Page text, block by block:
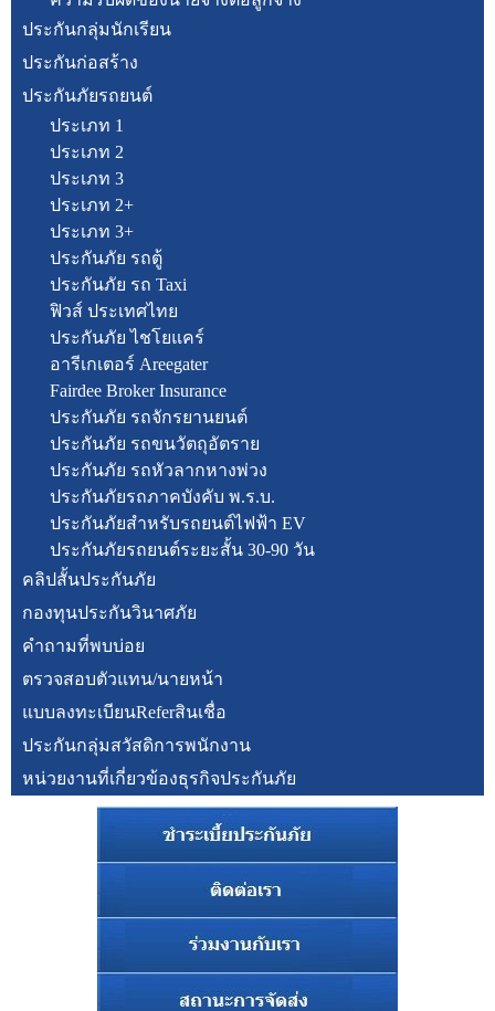
ประกันกลุ่มนักเรียน
ประกันก่อสร้าง
ประกันภัยรถยนต์
ประเภท 1
ประเภท 2
ประเภท 3
ประเภท 2+
ประเภท 3+
ประกันภัย รถตู้
ประกันภัย รถ Taxi
ฟิวส์ ประเทศไทย
ประกันภัย ไชโยแคร์
อารีเกเตอร์ Areegater
Fairdee Broker Insurance
ประกันภัย รถจักรยานยนต์
ประกันภัย รถขนวัตถุอัตราย
ประกันภัย รถหัวลากหางพ่วง
ประกันภัยรถภาคบังคับ พ.ร.บ.
ประกันภัยสำหรับรถยนต์ไฟฟ้า EV
ประกันภัยรถยนต์ระยะสั้น 30-90 วัน
คลิปสั้นประกันภัย
กองทุนประกันวินาศภัย
คำถามที่พบบ่อย
ตรวจสอบตัวแทน/นายหน้า
แบบลงทะเบียนReferสินเชื่อ
ประกันกลุ่มสวัสดิการพนักงาน
หน่วยงานที่เกี่ยวข้องธุรกิจประกันภัย